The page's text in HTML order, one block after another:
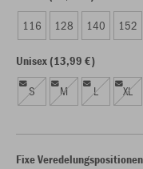
116 128 140 152
Unisex (13,99 €)
S M L XL
Fixe Veredelungspositionen